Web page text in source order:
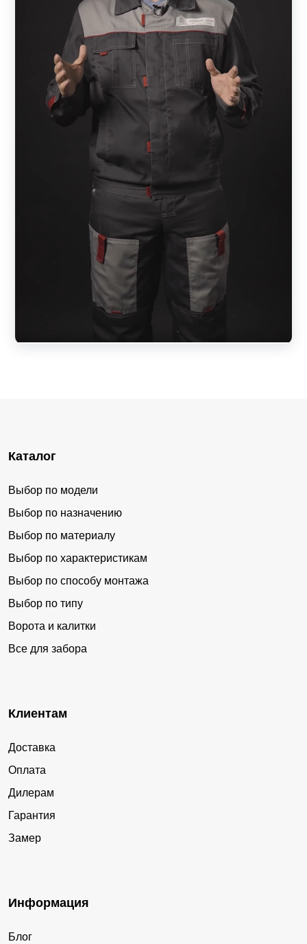
Каталог
Выбор по модели
Выбор по назначению
Выбор по материалу
Выбор по характеристикам
Выбор по способу монтажа
Выбор по типу
Ворота и калитки
Все для забора
Клиентам
Доставка
Оплата
Дилерам
Гарантия
Замер
Информация
Блог